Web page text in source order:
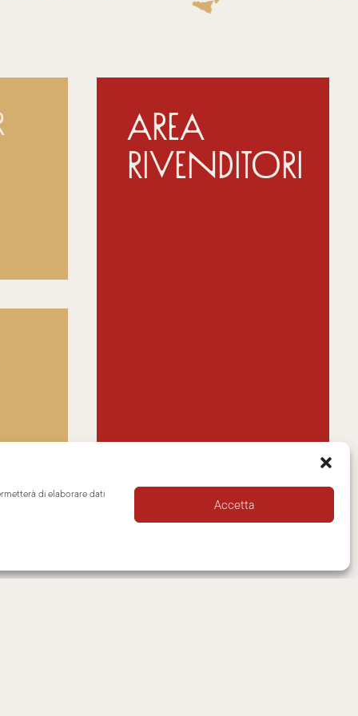
di elaborare dati
Accetta
Area
Rivenditori